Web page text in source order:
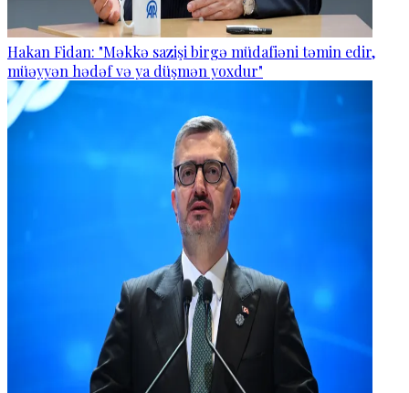
Hakan Fidan: "Məkkə sazişi birgə müdafiəni təmin edir,
müəyyən hədəf və ya düşmən yoxdur"